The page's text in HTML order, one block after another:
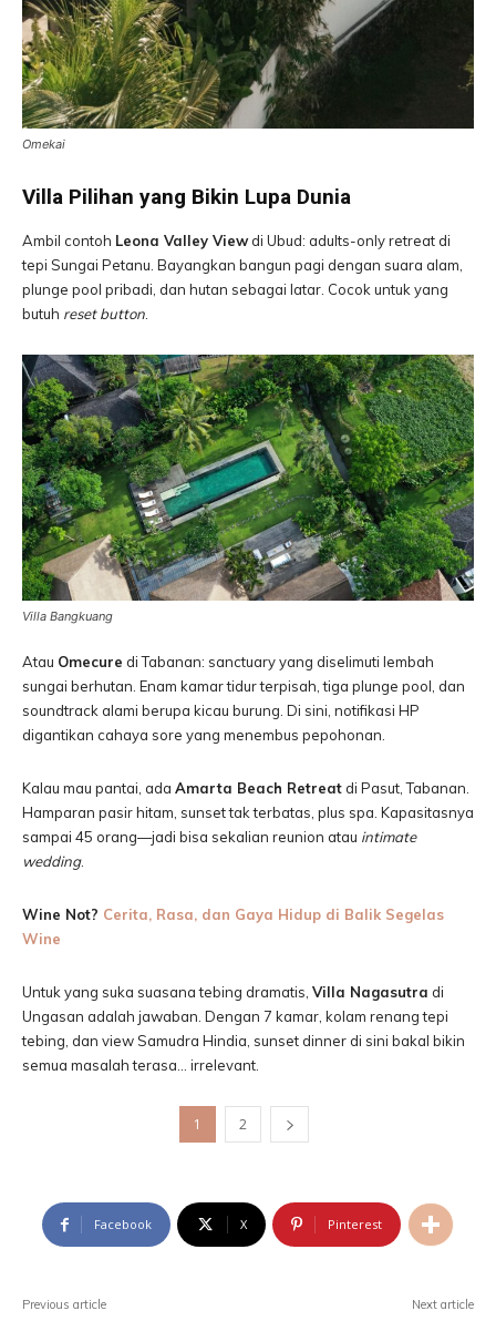
Omekai
Villa Pilihan yang Bikin Lupa Dunia
Ambil contoh Leona Valley Viewdi Ubud: adults-only retreat di
tepi Sungai Petanu. Bayangkan bangun pagi dengan suara alam,
plunge pool pribadi, dan hutan sebagai latar. Cocok untuk yang
butuh reset button
Villa Bangkuang
Atau Omecure di Tabanan: sanctuary yang diselimuti lembah
sungai berhutan. Enam kamar tidur terpisah, tiga plunge pool, dan
soundtrack alami berupa kicau burung. Di sini, notifikasi HP
digantikan cahaya sore yang menembus pepohonan.
Kalau mau pantai, ada Amarta Beach Retreat di Pasut, Tabanan.
Hamparan pasir hitam, sunset tak terbatas, plus spa. Kapasitasnya
sampai 45 orang—jadi bisa sekalian reunion atau intimate
wedding.
Wine Not? Cerita, Rasa, dan Gaya Hidup di Balik Segelas
Wine
Untuk yang suka suasana tebing dramatis, Villa Nagasutra di
Ungasan adalah jawaban. Dengan 7 kamar, kolam renang tepi
tebing, dan view Samudra Hindia, sunset dinner di sini bakal bikin
semua masalah terasa… irrelevant.
1 2
Facebook X Pinterest
Previous article Next article